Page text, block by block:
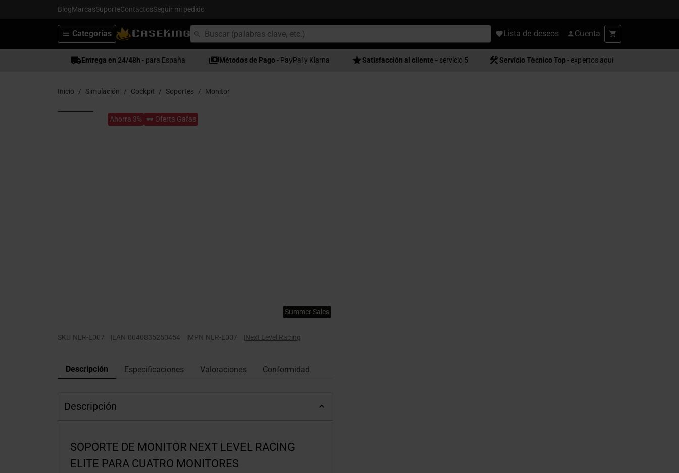
BlogMarcasSuporteContactosSeguir mi pedido
Lista de deseos Cuenta
Categorías
Entrega en 24/48h - para España Métodos de Pago - PayPal y Klarna Satisfacción al cliente - servício 5 Servício Técnico Top - expertos aquí
Inicio Simulación Cockpit Soportes Monitor
Ahorra 3% 🕶️ Oferta Gafas
Summer Sales
SKU NLR-E007 |EAN 0040835250454 |MPN NLR-E007 |Next Level Racing
Descripción Especificaciones Valoraciones Conformidad
Descripción
SOPORTE DE MONITOR NEXT LEVEL RACING
ELITE PARA CUATRO MONITORES